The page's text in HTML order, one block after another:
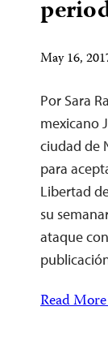
May 16,
Por Sara
mexicano
ciudad de
para
Libertad
su
ataque
Read More